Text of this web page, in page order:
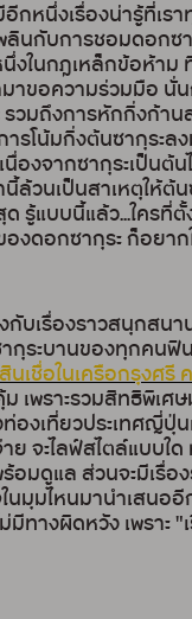
กหนึ่งเรื่องน่ารู้ที่เรา
ลินกับการชอมดอกซ
นึ่งในกฎเหล็กข้อห้าม
าขอความร่วมมือ นั่
รวมถึงการหักกิ่งก้าน
ารโน้มกิ่งต้นซากุระล
นื่องจากซากุระเป็นต้
ล้วนเป็นสาเหตุให้ต้
ด รู้แบบนี้แล้ว...ใครที่ตั้
งดอกซากุระ ก็อยา
กับเรื่องราวสนุกสนา
ระบานของทุกคนฟิ
นเชื่อในเครือกรุงศรี
เพราะรวมสิทธิพิเ
องเที่ยวประเทศญี่ปุ่น
าย จะไลฟ์สไตล์แบบใ
อมดูแล ส่วนจะมีเรื่อ
นมุมไหนมานำเสนอ
มีทางผิดหวัง เพราะ